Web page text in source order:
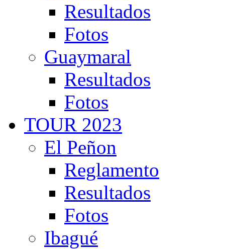
Resultados
Fotos
Guaymaral
Resultados
Fotos
TOUR 2023
El Peñon
Reglamento
Resultados
Fotos
Ibagué